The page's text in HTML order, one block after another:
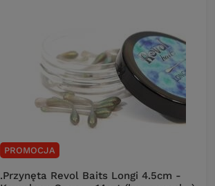
PROMOCJA
.Przynęta Revol Baits Longi 4.5cm -